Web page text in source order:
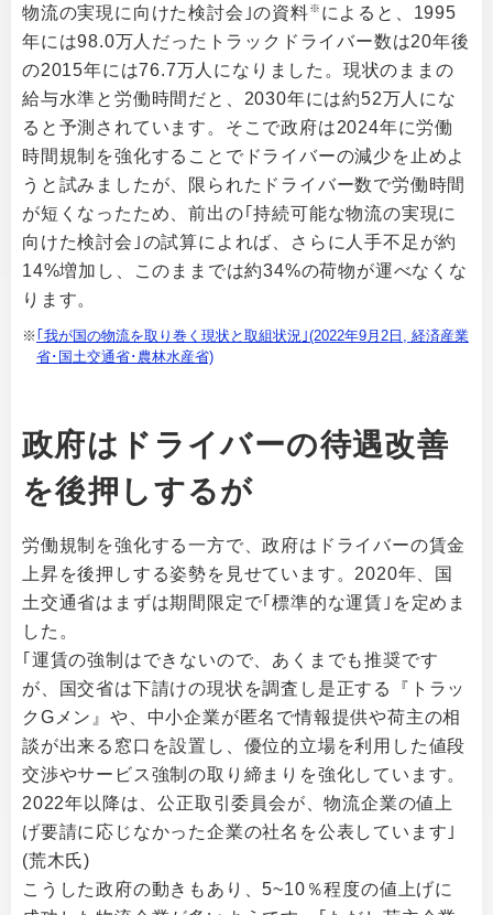
物流の実現に向けた検討会｣の資料※ によると、1995
年には98.0万人だったトラックドライバー数は20年後
の2015年には76.7万人になりました。現状のままの
給与水準と労働時間だと、2030年には約52万人にな
ると予測されています。そこで政府は2024年に労働
時間規制を強化することでドライバーの減少を止めよ
うと試みましたが、限られたドライバー数で労働時間
が短くなったため、前出の｢持続可能な物流の実現に
向けた検討会｣の試算によれば、さらに人手不足が約
14%増加し、このままでは約34%の荷物が運べなくな
ります。
｢我が国の物流を取り巻く現状と取組状況｣(2022年9月2日, 経済産業
省･国土交通省･農林水産省)
政府はドライバーの待遇改善
を後押しするが
労働規制を強化する一方で、政府はドライバーの賃金
上昇を後押しする姿勢を見せています。2020年、国
土交通省はまずは期間限定で｢標準的な運賃｣を定めま
した。
｢運賃の強制はできないので、あくまでも推奨です
が、国交省は下請けの現状を調査し是正する『トラッ
クGメン』や、中小企業が匿名で情報提供や荷主の相
談が出来る窓口を設置し、優位的立場を利用した値段
交渉やサービス強制の取り締まりを強化しています。
2022年以降は、公正取引委員会が、物流企業の値上
げ要請に応じなかった企業の社名を公表しています｣
(荒木氏)
こうした政府の動きもあり、5~10％程度の値上げに